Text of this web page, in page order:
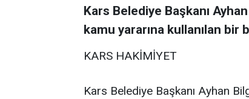
Kars Belediye Başkanı
kamu yararına kullanılan bir
KARS HAKİMİYET
Kars Belediye Başkanı Ayhan